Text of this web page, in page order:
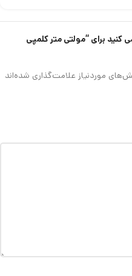
کنید برای “مولتی متر کلمپی
موردنیاز علامت‌گذاری شده‌اند